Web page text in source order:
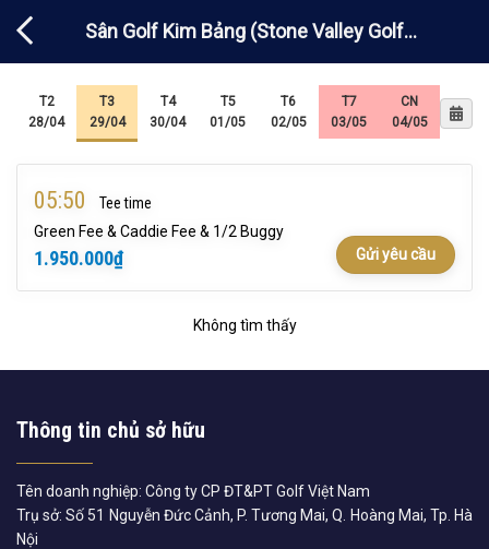
đến
Sân Golf Kim Bảng (Stone Valley Golf
Resort)
T2
28/04
T3
29/04
T4
30/04
T5
01/05
T6
02/05
T7
03/05
CN
04/05
05:50
Tee time
Green Fee & Caddie Fee & 1/2 Buggy
1.950.000₫ Gửi yêu cầu
Không tìm thấy
Thông tin chủ sở hữu
Tên doanh nghiệp: Công ty CP ĐT&PT Golf Việt Nam
Trụ sở: Số 51 Nguyễn Đức Cảnh, P. Tương Mai, Q. Hoàng Mai, Tp. Hà
Nội